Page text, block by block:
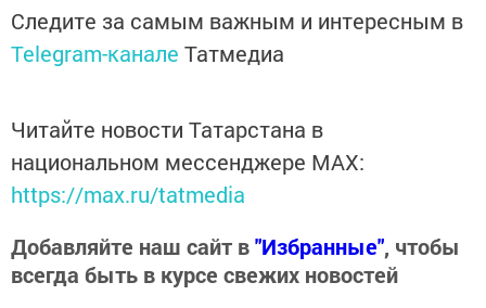
Следите за самым важным и интересным в
Telegram-канале Татмедиа
Читайте новости Татарстана в
национальном мессенджере MАХ:
https://max.ru/tatmedia
Добавляйте наш сайт в"Избранные", чтобы
всегда быть в курсе свежих новостей